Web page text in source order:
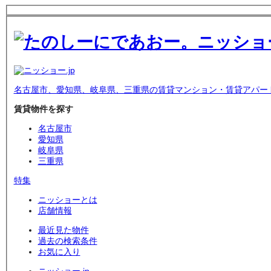
名古屋市、愛知県、岐阜県、三重県の賃貸マンション・賃貸アパー
賃貸物件を探す
名古屋市
愛知県
岐阜県
三重県
特集
ニッショーとは
店舗情報
最近見た物件
過去の検索条件
お気に入り